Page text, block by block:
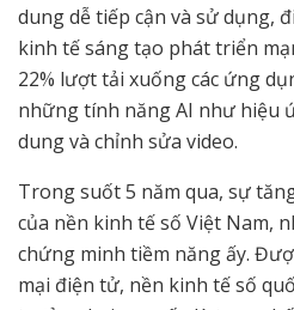
dung dễ tiếp cận và sử dụng,
kinh tế sáng tạo phát triển
22% lượt tải xuống các ứng
những tính năng AI như hiệu
dung và chỉnh sửa video.
Trong suốt 5 năm qua, sự
của nền kinh tế số Việt Nam,
chứng minh tiềm năng ấy.
mại điện tử, nền kinh tế số